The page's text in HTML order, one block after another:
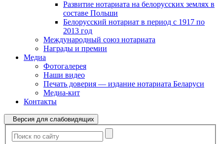
Развитие нотариата на белорусских землях в
составе Польши
Белорусский нотариат в период с 1917 по
2013 год
Международный союз нотариата
Награды и премии
Медиа
Фотогалерея
Наши видео
Печать доверия — издание нотариата Беларуси
Медиа-кит
Контакты
Версия для слабовидящих